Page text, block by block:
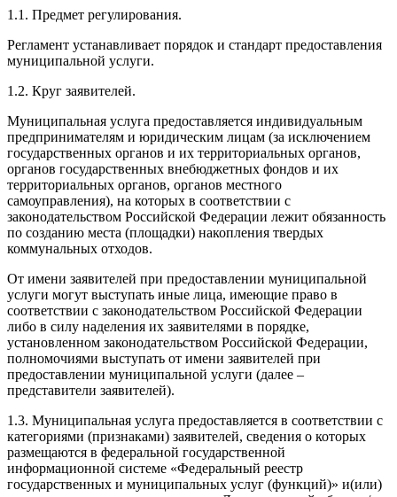
1.1. Предмет регулирования.
Регламент устанавливает порядок и стандарт предоставления
муниципальной услуги.
1.2. Круг заявителей.
Муниципальная услуга предоставляется индивидуальным
предпринимателям и юридическим лицам (за исключением
государственных органов и их территориальных органов,
органов государственных внебюджетных фондов и их
территориальных органов, органов местного
самоуправления), на которых в соответствии с
законодательством Российской Федерации лежит обязанность
по созданию места (площадки) накопления твердых
коммунальных отходов.
От имени заявителей при предоставлении муниципальной
услуги могут выступать иные лица, имеющие право в
соответствии с законодательством Российской Федерации
либо в силу наделения их заявителями в порядке,
установленном законодательством Российской Федерации,
полномочиями выступать от имени заявителей при
предоставлении муниципальной услуги (далее –
представители заявителей).
1.3. Муниципальная услуга предоставляется в соответствии с
категориями (признаками) заявителей, сведения о которых
размещаются в федеральной государственной
информационной системе «Федеральный реестр
государственных и муниципальных услуг (функций)» и(или)